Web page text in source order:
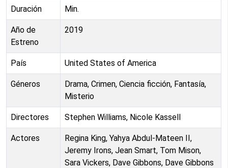
Duración Min.
Año de
Estreno
2019
País United States of America
Géneros
Drama, Crimen, Ciencia ficción, Fantasía,
Misterio
Directores Stephen Williams, Nicole Kassell
Actores
Regina King, Yahya Abdul-Mateen II,
Jeremy Irons, Jean Smart, Tom Mison,
Sara Vickers, Dave Gibbons, Dave Gibbons